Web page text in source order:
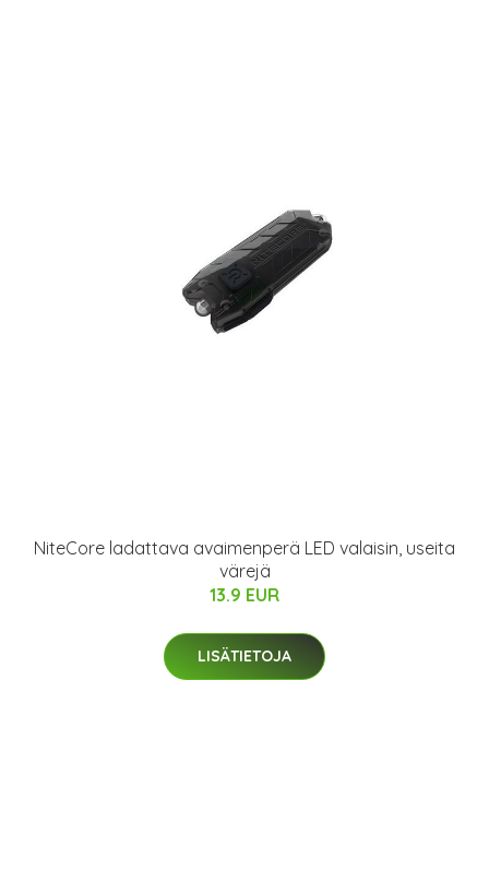
NiteCore ladattava avaimenperä LED valaisin, useita
värejä
13.9 EUR
LISÄTIETOJA